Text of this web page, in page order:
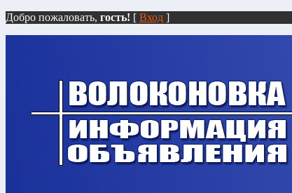
Добро пожаловать, гость! [ Вход ]